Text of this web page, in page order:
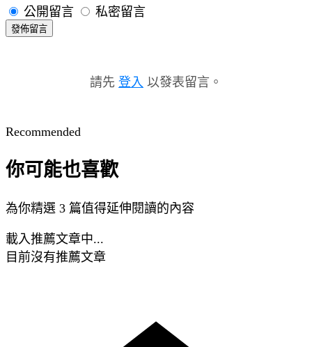
公開留言 私密留言
發佈留言
請先 登入 以發表留言。
Recommended
你可能也喜歡
為你精選 3 篇值得延伸閱讀的內容
載入推薦文章中...
目前沒有推薦文章